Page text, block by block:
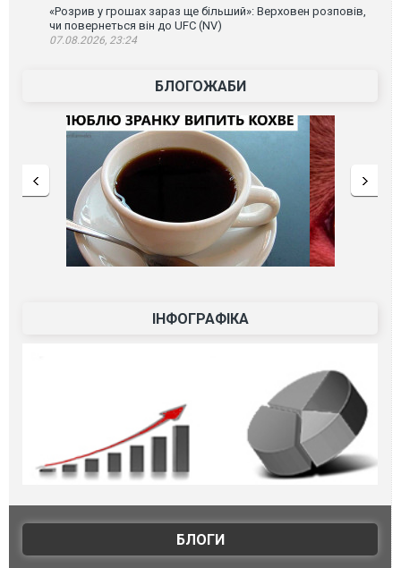
«Розрив у грошах зараз ще більший»: Верховен розповів,
чи повернеться він до UFC (NV)
07.08.2026, 23:24
БЛОГОЖАБИ
ІНФОГРАФІКА
БЛОГИ